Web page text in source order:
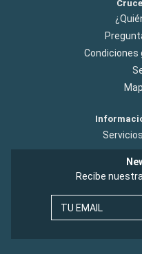
Condiciones
Recibe
TU EMAIL